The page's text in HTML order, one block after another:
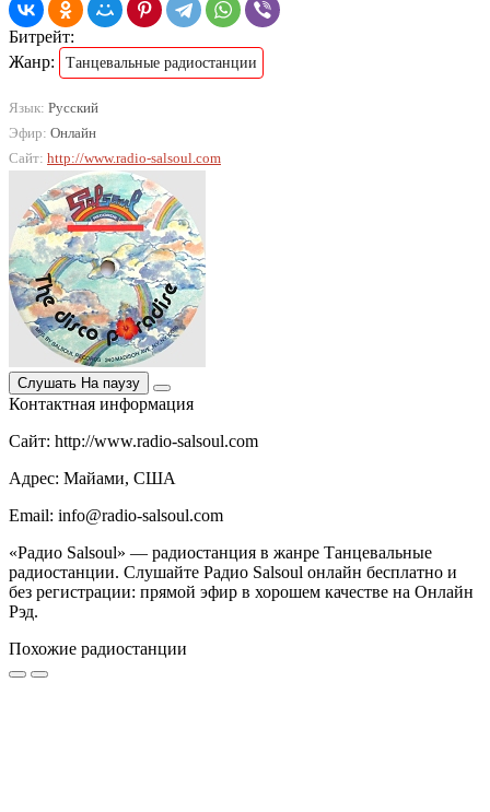
Битрейт:
Жанр:
Танцевальные радиостанции
Язык: Русский
Эфир: Онлайн
Сайт: http://www.radio-salsoul.com
Слушать На паузу
Контактная информация
Сайт: http://www.radio-salsoul.com
Адрес: Майами, США
Email: info@radio-salsoul.com
«Радио Salsoul» — радиостанция в жанре Танцевальные
радиостанции. Слушайте Радио Salsoul онлайн бесплатно и
без регистрации: прямой эфир в хорошем качестве на Онлайн
Рэд.
Похожие радиостанции